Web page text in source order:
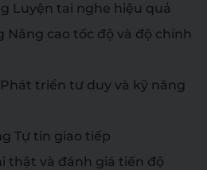
Luyện tai nghe hiệu quả
Nâng cao tốc độ và độ chính
Phát triển tư duy và kỹ năng
Tự tin giao tiếp
thật và đánh giá tiến độ